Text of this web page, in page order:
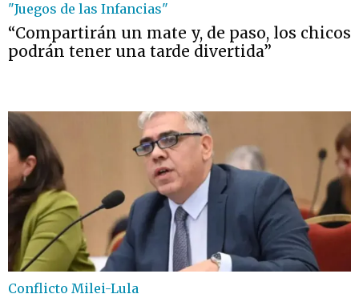
"Juegos de las Infancias"
“Compartirán un mate y, de paso, los chicos
podrán tener una tarde divertida”
Conflicto Milei-Lula